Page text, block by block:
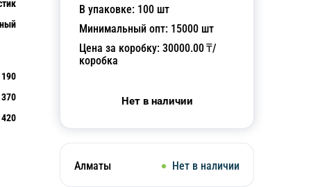
В упаковке: 100 шт
Минимальный опт: 15000 шт
Цена за коробку: 30000.00₸/
коробка
Нет в наличии
Алматы Нет в наличии
190
370
420